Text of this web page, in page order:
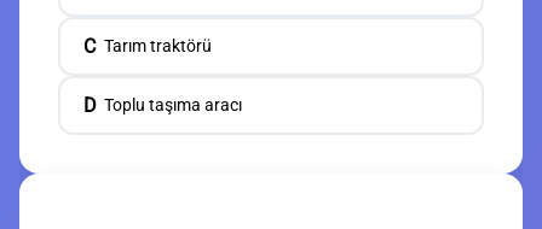
C Tarım traktörü
D Toplu taşıma aracı